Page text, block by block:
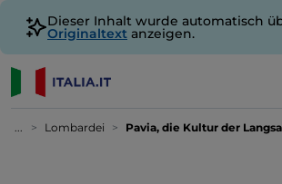
Dieser Inhalt wurde automatisch
Originaltext anzeigen.
... Lombardei Pavia, die Kultur der